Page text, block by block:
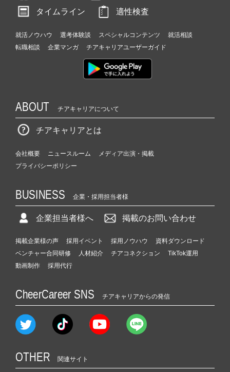
タイムライン
適性検査
就活ノウハウ 選考体験談 スペシャルコンテンツ
就活相談
転職相談
企業マンガ チアキャリアユーザーガイド
ABOUT チアキャリアについて
チアキャリアとは
会社概要 ニュースルーム
メディア出演・掲載
プライバシーポリシー
BUSINESS 企業・採用担当者様
企業担当者様へ 掲載のお問い合わせ
掲載企業様の声 採用イベント 採用ノウハウ
資料ダウンロード
ベンチャー合同研修
人材紹介 チアコネクション
TikTok運用
動画制作
採用代行
CheerCareer SNS チアキャリアからの発信
OTHER 関連サイト